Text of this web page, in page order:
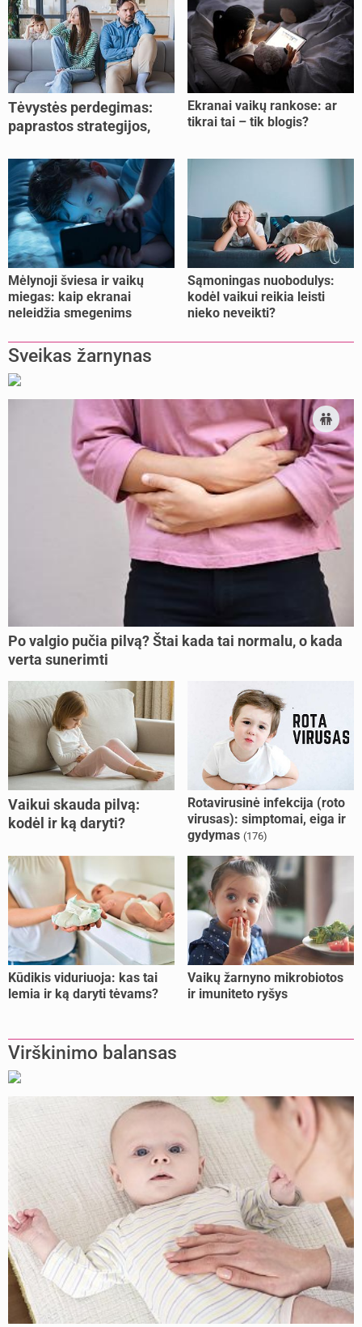
Tėvystės perdegimas:
paprastos strategijos,
jėgas
Ekranai vaikų rankose: ar
tikrai tai – tik blogis?
Mėlynoji šviesa ir vaikų
miegas: kaip ekranai
neleidžia smegenims
Sąmoningas nuobodulys:
kodėl vaikui reikia leisti
nieko neveikti?
Sveikas žarnynas
Po valgio pučia pilvą? Štai kada tai normalu, o kada
verta sunerimti
Vaikui skauda pilvą:
kodėl ir ką daryti?
Rotavirusinė infekcija (roto
virusas): simptomai, eiga ir
gydymas (176)
Kūdikis viduriuoja: kas tai
lemia ir ką daryti tėvams?
Vaikų žarnyno mikrobiotos
ir imuniteto ryšys
Virškinimo balansas